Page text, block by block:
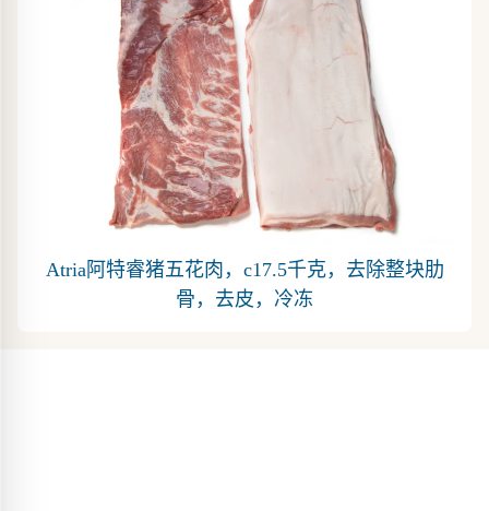
Atria阿特睿猪五花肉，c17.5千克，去除整块肋
骨，去皮，冷冻